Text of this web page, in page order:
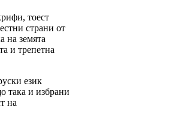
тоест
страни от
на земята
и трепетна
език
така и избрани
на